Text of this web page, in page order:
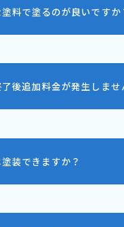
塗料で塗るのが良いですか
後追加料金が発生しませ
装できますか？